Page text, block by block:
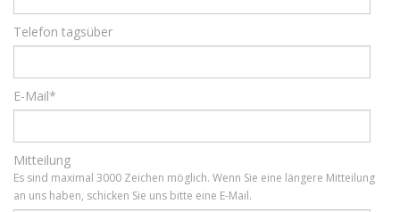
Telefon tagsüber
E-Mail*
Mitteilung
Es sind maximal 3000 Zeichen möglich. Wenn Sie eine längere Mitteilung
an uns haben, schicken Sie uns bitte eine E-Mail.